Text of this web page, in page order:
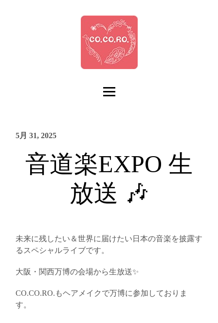
5月 31, 2025
音道楽EXPO 生
放送 🎶
未来に残したい＆世界に届けたい日本の音楽を披露す
るスペシャルライブです。
大阪・関西万博の会場から生放送✨
CO.CO.RO.もヘアメイクで万博に参加しておりま
す。